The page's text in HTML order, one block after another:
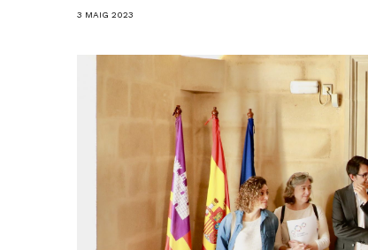
3 MAIG 2023